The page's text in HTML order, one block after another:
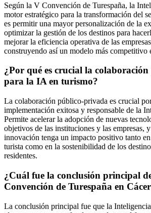
Según la V Convención de Turespaña, la
motor estratégico para la transformación del
es permitir una mayor personalización de la
optimizar la gestión de los destinos para
mejorar la eficiencia operativa de las
construyendo así un modelo más competitivo
¿Por qué es crucial la
para la IA en turismo?
La colaboración público-privada es crucial
implementación exitosa y responsable de la
Permite acelerar la adopción de nuevas
objetivos de las instituciones y las empresas,
innovación tenga un impacto positivo tanto
turista como en la sostenibilidad de los
residentes.
¿Cuál fue la conclusión principal
Convención de Turespaña en
La conclusión principal fue que la